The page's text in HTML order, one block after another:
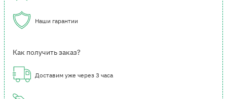
Наши гарантии
Как получить заказ?
Доставим уже через 3 часа